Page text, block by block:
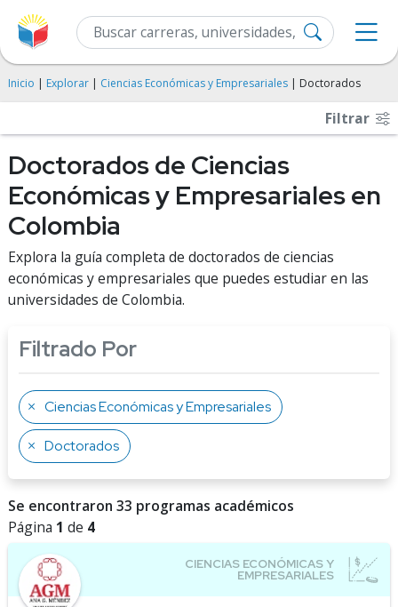
Inicio | Explorar | Ciencias Económicas y Empresariales | Doctorados
Filtrar
Doctorados de Ciencias
Económicas y Empresariales en
Colombia
Explora la guía completa de doctorados de ciencias
económicas y empresariales que puedes estudiar en las
universidades de Colombia.
Filtrado Por
Ciencias Económicas y Empresariales
Doctorados
Se encontraron 33 programas académicos
Página 1 de 4